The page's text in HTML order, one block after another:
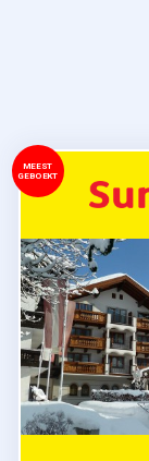
MEEST
GEBOEKT